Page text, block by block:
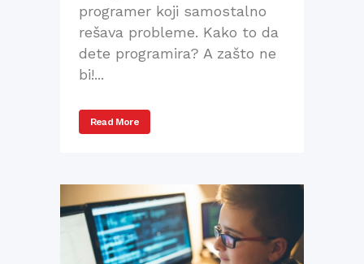
programer koji samostalno
rešava probleme. Kako to da
dete programira? A zašto ne
bi!...
Read More